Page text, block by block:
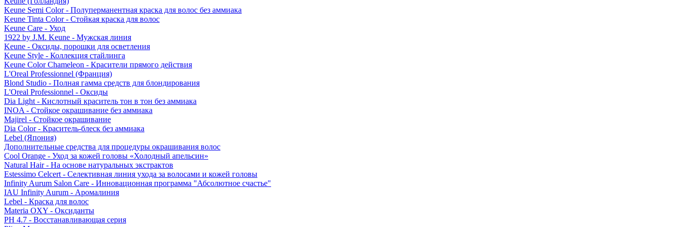
Keune Semi Color - Полуперманентная краска для волос без аммиака
Keune Tinta Color - Стойкая краска для волос
Keune Care - Уход
1922 by J.M. Keune - Мужская линия
Keune - Оксиды, порошки для осветления
Keune Style - Коллекция стайлинга
Keune Color Chameleon - Красители прямого действия
L'Oreal Professionnel (Франция)
Blond Studio - Полная гамма средств для блондирования
L'Oreal Professionnel - Оксиды
Dia Light - Кислотный краситель тон в тон без аммиака
INOA - Стойкое окрашивание без аммиака
Majirel - Стойкое окрашивание
Dia Color - Краситель-блеск без аммиака
Lebel (Япония)
Дополнительные средства для процедуры окрашивания волос
Cool Orange - Уход за кожей головы «Холодный апельсин»
Natural Hair - На основе натуральных экстрактов
Estessimo Celcert - Селективная линия ухода за волосами и кожей головы
Infinity Aurum Salon Care - Инновационная программа "Абсолютное счастье"
IAU Infinity Aurum - Аромалиния
Lebel - Краска для волос
Materia OXY - Оксиданты
PH 4.7 - Восстанавливающая серия